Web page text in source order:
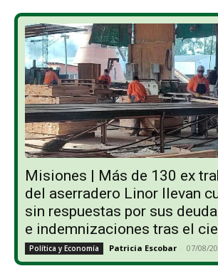
Misiones | Más de 130 ex
del aserradero Linor llevan
sin respuestas por sus
e indemnizaciones tras el
Política y Economía Patricia Escobar - 07/08/